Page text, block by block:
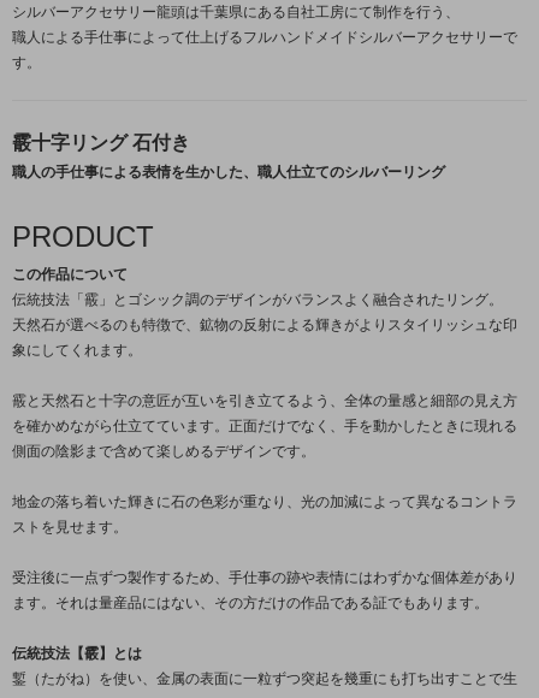
シルバーアクセサリー龍頭は千葉県にある自社工房にて制作を行う、
職人による手仕事によって仕上げるフルハンドメイドシルバーアクセサリーで
す。
霰十字リング 石付き
職人の手仕事による表情を生かした、職人仕立てのシルバーリング
PRODUCT
この作品について
伝統技法「霰」とゴシック調のデザインがバランスよく融合されたリング。
天然石が選べるのも特徴で、鉱物の反射による輝きがよりスタイリッシュな印
象にしてくれます。
霰と天然石と十字の意匠が互いを引き立てるよう、全体の量感と細部の見え方
を確かめながら仕立てています。正面だけでなく、手を動かしたときに現れる
側面の陰影まで含めて楽しめるデザインです。
地金の落ち着いた輝きに石の色彩が重なり、光の加減によって異なるコントラ
ストを見せます。
受注後に一点ずつ製作するため、手仕事の跡や表情にはわずかな個体差があり
ます。それは量産品にはない、その方だけの作品である証でもあります。
伝統技法【霰】とは
鏨（たがね）を使い、金属の表面に一粒ずつ突起を幾重にも打ち出すことで生